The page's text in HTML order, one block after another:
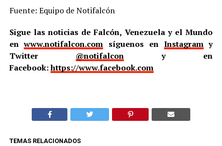
Fuente: Equipo de Notifalcón
Sigue las noticias de Falcón, Venezuela y el Mundo
enwww.notifalcon.com síguenos en Instagramy
Twitter @notifalcony en
Facebook:https://www.facebook.com
TEMAS RELACIONADOS